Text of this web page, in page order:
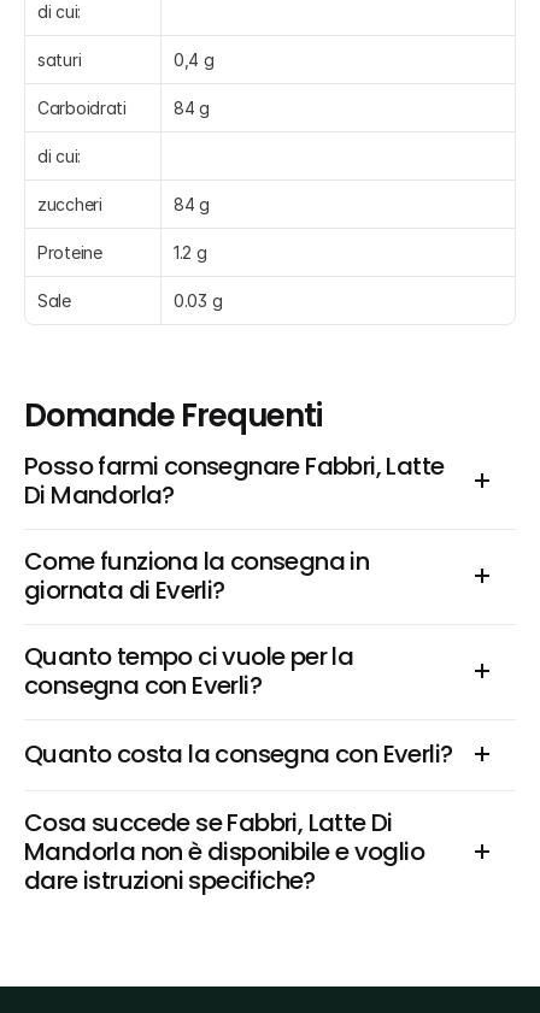
di cui:
saturi 0,4 g
Carboidrati 84 g
di cui:
zuccheri 84 g
Proteine 1.2 g
Sale 0.03 g
Domande Frequenti
Posso farmi consegnare Fabbri, Latte
Di Mandorla?
Come funziona la consegna in
giornata di Everli?
Quanto tempo ci vuole per la
consegna con Everli?
Quanto costa la consegna con Everli?
Cosa succede se Fabbri, Latte Di
Mandorla non è disponibile e voglio
dare istruzioni specifiche?